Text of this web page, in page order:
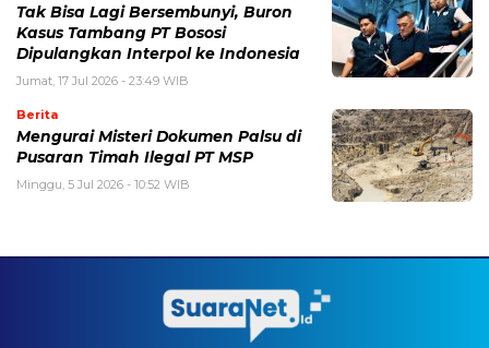
Tak Bisa Lagi Bersembunyi, Buron
Kasus Tambang PT Bososi
Dipulangkan Interpol ke Indonesia
Jumat, 17 Jul 2026 - 23:49 WIB
Berita
Mengurai Misteri Dokumen Palsu di
Pusaran Timah Ilegal PT MSP
Minggu, 5 Jul 2026 - 10:52 WIB